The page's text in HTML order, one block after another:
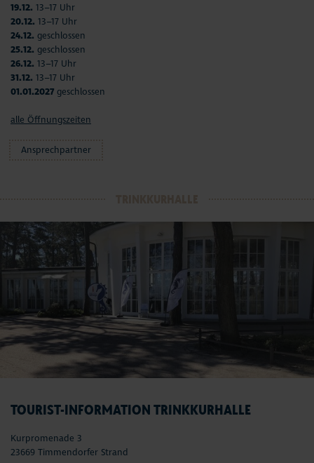
19.12. 13–17 Uhr
20.12. 13–17 Uhr
24.12. geschlossen
25.12. geschlossen
26.12. 13–17 Uhr
31.12. 13–17 Uhr
01.01.2027 geschlossen
alle Öffnungszeiten
Ansprechpartner
TOURIST-INFORMATION TRINKKURHALLE
Kurpromenade 3
23669 Timmendorfer Strand